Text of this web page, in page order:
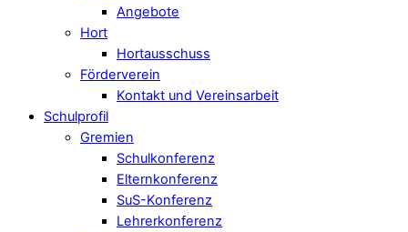
Angebote
Hort
Hortausschuss
Förderverein
Kontakt und Vereinsarbeit
Schulprofil
Gremien
Schulkonferenz
Elternkonferenz
SuS-Konferenz
Lehrerkonferenz